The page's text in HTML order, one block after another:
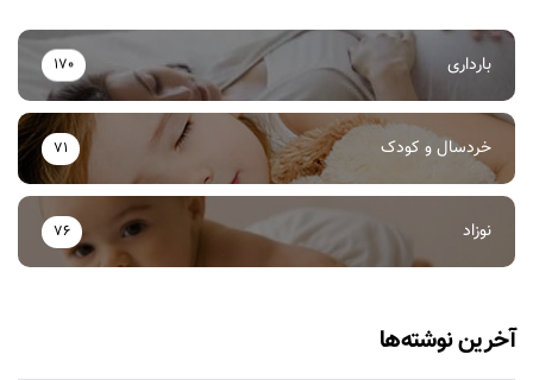
بارداری 170
خردسال و کودک 71
نوزاد 76
آخرین نوشته‌ها